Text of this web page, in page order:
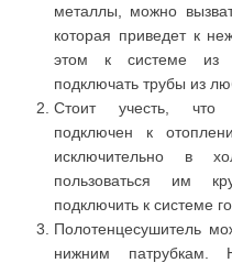
металлы, можно
которая приведет к
этом к системе из
подключать трубы из
Стоит учесть, что
подключен к
исключительно в
пользоваться им
подключить к системе
Полотенцесушитель
нижним патрубкам.